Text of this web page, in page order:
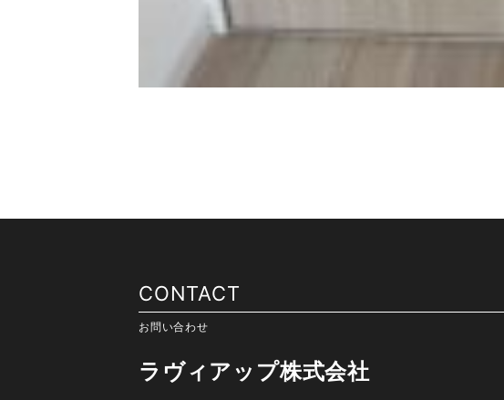
CONTACT
お問い合わせ
ラヴィアップ株式会社